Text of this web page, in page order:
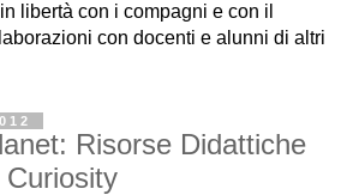
libertà con i compagni e con il
con docenti e alunni di altri
Risorse Didattiche